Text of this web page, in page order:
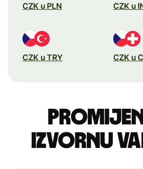
CZK u PLN CZK u
CZK u TRY CZK u
izvornu